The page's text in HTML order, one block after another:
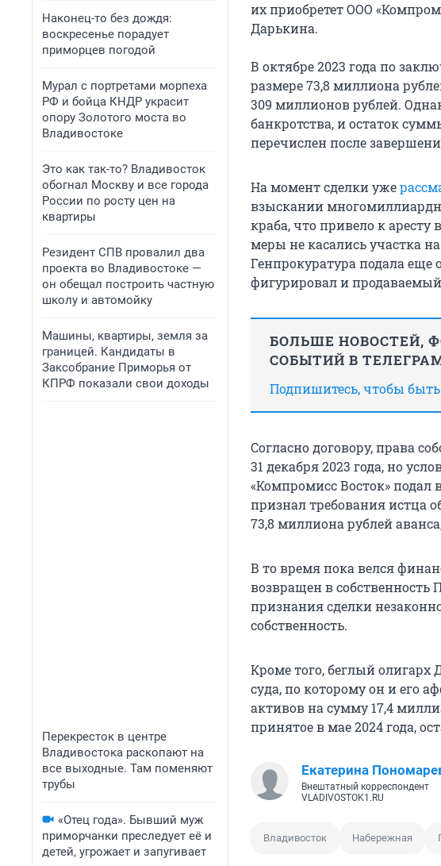
Наконец-то без дождя:
воскресенье порадует
приморцев погодой
Мурал с портретами морпеха
РФ и бойца КНДР украсит
опору Золотого моста во
Владивостоке
Это как так-то? Владивосток
обогнал Москву и все города
России по росту цен на
квартиры
Резидент СПВ провалил два
проекта во Владивостоке —
он обещал построить частную
школу и автомойку
Машины, квартиры, земля за
границей. Кандидаты в
Заксобрание Приморья от
КПРФ показали свои доходы
Перекресток в центре
Владивостока раскопают на
все выходные. Там поменяют
трубы
«Отец года». Бывший муж
приморчанки преследует её и
детей, угрожает и запугивает
их приобретет ООО
Дарькина.
В октябре 2023 года по
размере73,8 миллиона
309 миллионоврублей.
банкротства, и остаток
перечислен после
На момент сделки уже
взыскании
краба, что привело к
меры не касались участка
Генпрокуратура подала еще
фигурировал и продаваемый
БОЛЬШЕ НОВОСТЕЙ,
СОБЫТИЙ В
Подпишитесь, чтобы
Согласно договору, права
31 декабря2023 года, но
«Компромисс Восток» подал
признал требования истца
73,8 миллиона рублей
В то время пока велся
возвращен в собственность
признания сделки
собственность.
Кроме того, беглый
суда, по которому он и его
активов на сумму17,4
принятое в мае2024 года,
Екатерина
Внештатный корреспондент
VLADIVOSTOK1.RU
Владивосток Набережная